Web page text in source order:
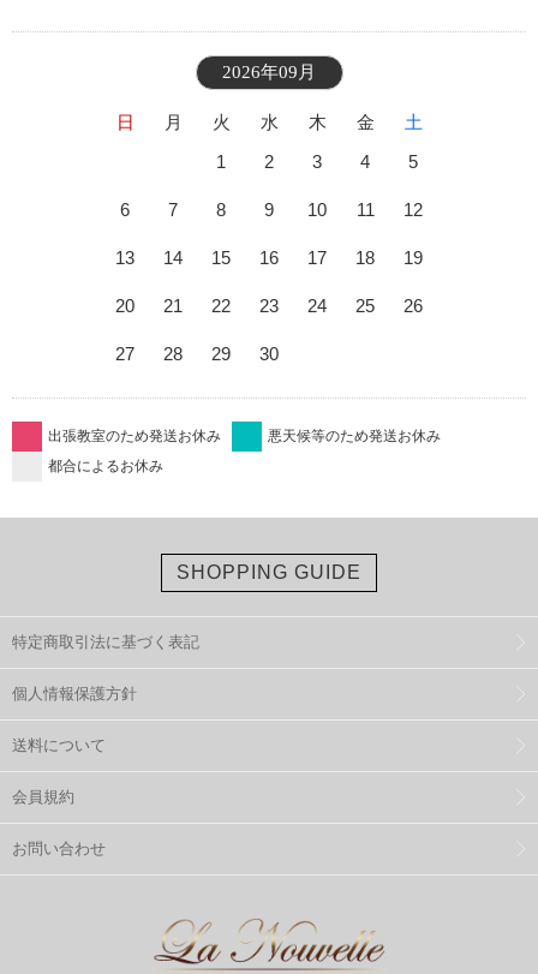
2026年09月
日 月 火 水 木 金
土
1
2 3 4 5
6 7 8 9 10 11 12
13 14 15 16 17 18 19
20 21 22 23 24 25 26
27 28 29 30
出張教室のため発送お休み
悪天候等のため発送お休み
都合によるお休み
SHOPPING GUIDE
特定商取引法に基づく表記
個人情報保護方針
送料について
会員規約
お問い合わせ